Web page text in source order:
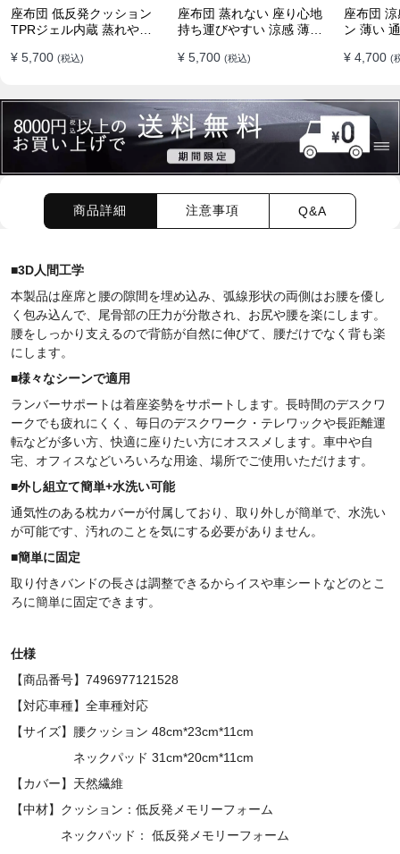
座布団 低反発クッション
TPRジェル内蔵 蒸れやす
¥ 5,700 (税込)
座布団 蒸れない 座り心地
持ち運びやすい 涼感 薄い
¥ 5,700 (税込)
座布団
ン 薄い
すめ
¥ 4,700 (
商品詳細 注意事項 Q&A
■3D人間工学
本製品は座席と腰の隙間を埋め込み、弧線形状の両側はお腰を優し
く包み込んで、尾骨部の圧力が分散され、お尻や腰を楽にします。
腰をしっかり支えるので背筋が自然に伸びて、腰だけでなく背も楽
にします。
■様々なシーンで適用
ランバーサポートは着座姿勢をサポートします。長時間のデスクワ
ークでも疲れにくく、毎日のデスクワーク・テレワックや長距離運
転などが多い方、快適に座りたい方にオススメします。車中や自
宅、オフィスなどいろいろな用途、場所でご使用いただけます。
■外し組立て簡単+水洗い可能
通気性のある枕カバーが付属しており、取り外しが簡単で、水洗い
が可能です、汚れのことを気にする必要がありません。
■簡単に固定
取り付きバンドの長さは調整できるからイスや車シートなどのとこ
ろに簡単に固定できます。
仕様
【商品番号】7496977121528
【対応車種】全車種対応
【サイズ】腰クッション 48cm*23cm*11cm
ネックパッド 31cm*20cm*11cm
【カバー】天然繊維
【中材】クッション：低反発メモリーフォーム
ネックパッド： 低反発メモリーフォーム